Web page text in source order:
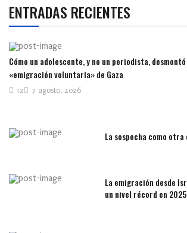
ENTRADAS RECIENTES
Cómo un adolescente, y no un periodista,
«emigración voluntaria» de Gaza
7 agosto, 2026
12
La sospecha como
La emigración desde
un nivel récord en